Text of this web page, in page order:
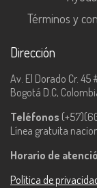
Términos y
Dirección
Av. El Dorado Cr. 45
Bogotá D.C,
Teléfonos
Línea gratuita
Horario de
Política de